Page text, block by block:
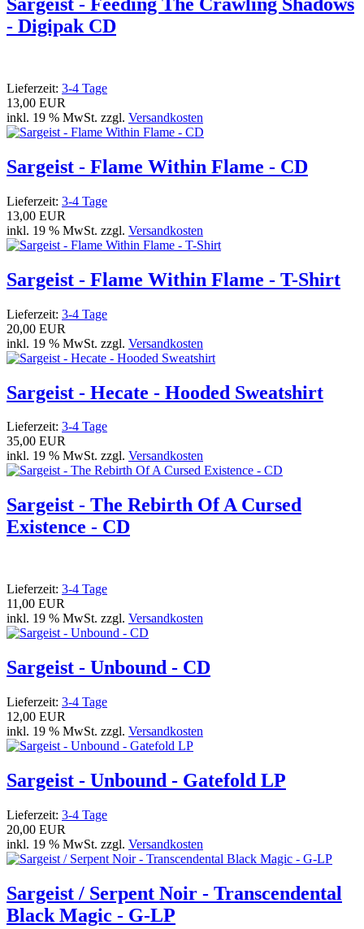
- Digipak CD
Lieferzeit: 3-4 Tage
13,00 EUR
inkl. 19 % MwSt. zzgl. Versandkosten
Sargeist - Flame Within Flame - CD
Lieferzeit: 3-4 Tage
13,00 EUR
inkl. 19 % MwSt. zzgl. Versandkosten
Sargeist - Flame Within Flame - T-Shirt
Lieferzeit: 3-4 Tage
20,00 EUR
inkl. 19 % MwSt. zzgl. Versandkosten
Sargeist - Hecate - Hooded Sweatshirt
Lieferzeit: 3-4 Tage
35,00 EUR
inkl. 19 % MwSt. zzgl. Versandkosten
Sargeist - The Rebirth Of A Cursed
Existence - CD
Lieferzeit: 3-4 Tage
11,00 EUR
inkl. 19 % MwSt. zzgl. Versandkosten
Sargeist - Unbound - CD
Lieferzeit: 3-4 Tage
12,00 EUR
inkl. 19 % MwSt. zzgl. Versandkosten
Sargeist - Unbound - Gatefold LP
Lieferzeit: 3-4 Tage
20,00 EUR
inkl. 19 % MwSt. zzgl. Versandkosten
Sargeist / Serpent Noir - Transcendental
Black Magic - G-LP